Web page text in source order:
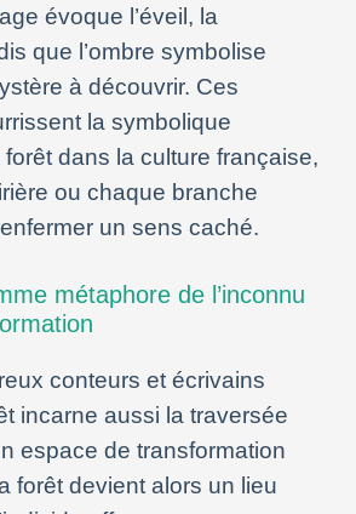
évoque l’éveil, la
que l’ombre symbolise
à découvrir. Ces
la symbolique
dans la culture française,
ou chaque branche
un sens caché.
métaphore de l’inconnu
conteurs et écrivains
incarne aussi la traversée
espace de transformation
forêt devient alors un lieu